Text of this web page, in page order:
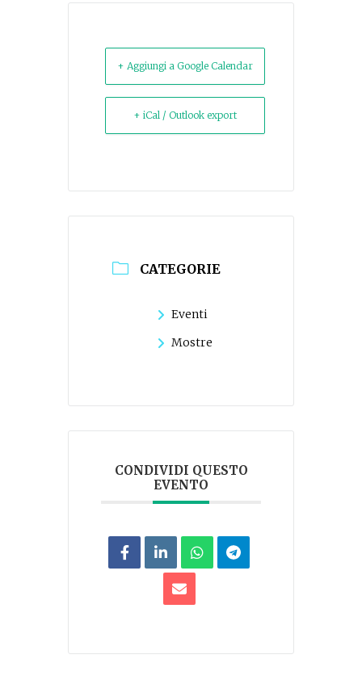
+ Aggiungi a Google Calendar
+ iCal / Outlook export
CATEGORIE
Eventi
Mostre
CONDIVIDI QUESTO
EVENTO